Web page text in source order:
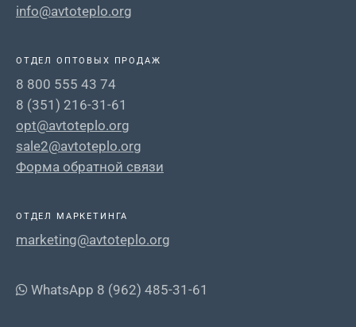
info@avtoteplo.org
ОТДЕЛ ОПТОВЫХ ПРОДАЖ
8 800 555 43 74
8 (351) 216-31-61
opt@avtoteplo.org
sale2@avtoteplo.org
Форма обратной связи
ОТДЕЛ МАРКЕТИНГА
marketing@avtoteplo.org
WhatsApp 8 (962) 485-31-61